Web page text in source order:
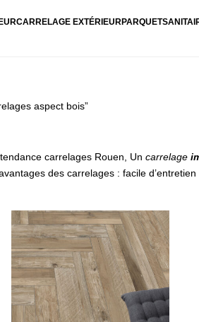
CARRELAGE EXTÉRIEURPARQUET
aspect bois”
carrelages Rouen, Uncarrelage
des carrelages : facile d’entretien